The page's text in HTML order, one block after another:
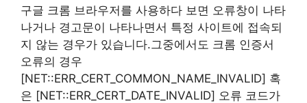
구글 크롬 브라우저를 사용하다 보면 오류창이 나타
나거나 경고문이 나타나면서 특정 사이트에 접속되
지 않는 경우가 있습니다.그중에서도 크롬 인증서
오류의 경우
[NET::ERR_CERT_COMMON_NAME_INVALID] 혹
은 [NET::ERR_CERT_DATE_INVALID] 오류 코드가